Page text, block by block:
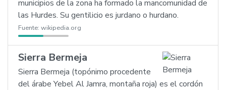
municipios de la zona ha formado la mancomunidad de
las Hurdes. Su gentilicio es jurdano o hurdano.
Fuente: wikipedia.org
Sierra Bermeja
Sierra Bermeja (topónimo procedente
del árabe Yebel Al Jamra, montaña roja) es el cordón